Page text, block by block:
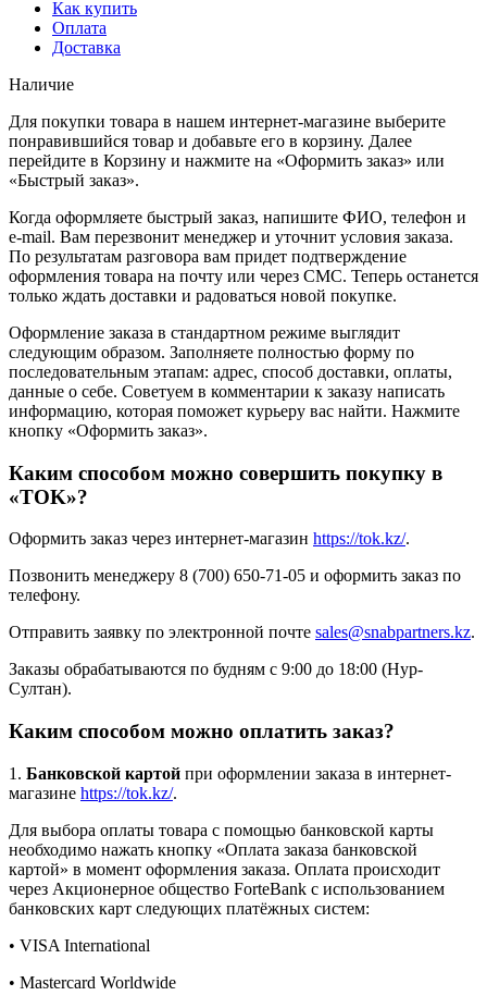
Как купить
Оплата
Доставка
Наличие
Для покупки товара в нашем интернет-магазине выберите
понравившийся товар и добавьте его в корзину. Далее
перейдите в Корзину и нажмите на «Оформить заказ» или
«Быстрый заказ».
Когда оформляете быстрый заказ, напишите ФИО, телефон и
e-mail. Вам перезвонит менеджер и уточнит условия заказа.
По результатам разговора вам придет подтверждение
оформления товара на почту или через СМС. Теперь останется
только ждать доставки и радоваться новой покупке.
Оформление заказа в стандартном режиме выглядит
следующим образом. Заполняете полностью форму по
последовательным этапам: адрес, способ доставки, оплаты,
данные о себе. Советуем в комментарии к заказу написать
информацию, которая поможет курьеру вас найти. Нажмите
кнопку «Оформить заказ».
Каким способом можно совершить покупку в
«TOK»?
Оформить заказ через интернет-магазин https://tok.kz/.
Позвонить менеджеру 8 (700) 650-71-05 и оформить заказ по
телефону.
Отправить заявку по электронной почте sales@snabpartners.kz.
Заказы обрабатываются по будням с 9:00 до 18:00 (Нур-
Султан).
Каким способом можно оплатить заказ?
1. Банковской картой при оформлении заказа в интернет-
магазине https://tok.kz/.
Для выбора оплаты товара с помощью банковской карты
необходимо нажать кнопку «Оплата заказа банковской
картой» в момент оформления заказа. Оплата происходит
через Акционерное общество ForteBank с использованием
банковских карт следующих платёжных систем:
• VISA International
• Mastercard Worldwide